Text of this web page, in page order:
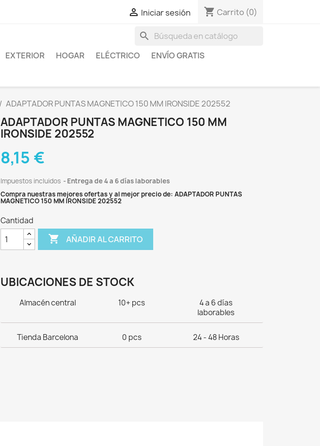
 Iniciar sesión shopping_cart Carrito (0)
search
EXTERIOR HOGAR ELÉCTRICO
ENVÍO GRATIS
ADAPTADOR PUNTAS MAGNETICO 150 MM IRONSIDE 202552
ADAPTADOR PUNTAS MAGNETICO 150 MM
IRONSIDE 202552
8,15 €
Impuestos incluidos
Entrega de 4 a 6 días laborables
Compra nuestras mejores ofertas y al mejor precio de: ADAPTADOR PUNTAS
MAGNETICO 150 MM IRONSIDE 202552
Cantidad
 AÑADIR AL CARRITO
UBICACIONES DE STOCK
Almacén central 10+ pcs
4 a 6 días
laborables
Tienda Barcelona 0 pcs 24 - 48 Horas